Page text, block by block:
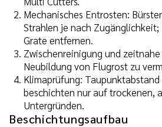
Mechanisches Entrosten:
Strahlen je nach
Grate entfernen.
Zwischenreinigung und
Neubildung von Flugrost zu
Klimaprüfung: Taupunktabstand
beschichten nur auf trockenen,
Untergründen.
Beschichtungsaufbau